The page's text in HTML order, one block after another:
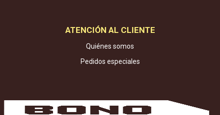
ATENCIÓN AL CLIENTE
Quiénes somos
Pedidos especiales